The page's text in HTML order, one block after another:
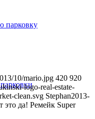
парковку
10/mario.jpg 420 920
logo-real-estate-
clean.svg Stephan2013-
это да! Ремейк Super